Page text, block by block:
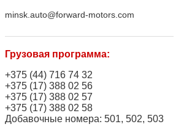
minsk.auto@forward-motors.com
Грузовая программа:
+375 (44) 716 74 32
+375 (17) 388 02 56
+375 (17) 388 02 57
+375 (17) 388 02 58
Добавочные номера: 501, 502, 503